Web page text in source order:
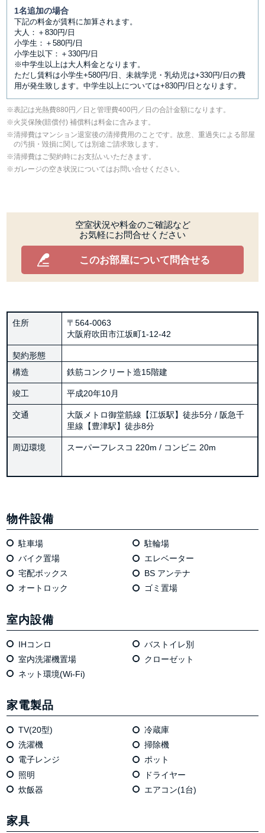
1名追加の場合
下記の料金が賃料に加算されます。
大人：＋830円/日
小学生：＋580円/日
小学生以下：＋330円/日
※中学生以上は大人料金となります。
ただし賃料は小学生+580円/日、未就学児・乳幼児は+330円/日の費
用が発生致します。中学生以上については+830円/日となります。
表記は光熱費880円／日と管理費400円／日の合計金額になります。
⽕災保険(賠償付) 補償料は料⾦に含みます。
清掃費はマンション退室後の清掃費用のことです。故意、重過失による部屋
の汚損・毀損に関しては別途ご請求致します。
清掃費はご契約時にお支払いいただきます。
ガレージの空き状況についてはお問い合せください。
空室状況や料金のご確認など
お気軽にお問合せください
このお部屋について問合せる
住所
〒564-0063
大阪府吹田市江坂町1‐12‐42
契約形態
構造
鉄筋コンクリート造15階建
竣工 平成20年10月
交通
大阪メトロ御堂筋線【江坂駅】徒歩5分 / 阪急千
里線【豊津駅】徒歩8分
周辺環境 スーパーフレスコ 220m / コンビニ 20m
物件設備
駐車場
駐輪場
バイク置場
エレベーター
宅配ボックス
BS アンテナ
オートロック
ゴミ置場
室内設備
IHコンロ
バストイレ別
室内洗濯機置場
クローゼット
ネット環境(Wi-Fi)
家電製品
TV(20型)
冷蔵庫
洗濯機
掃除機
電⼦レンジ
ポット
照明
ドライヤー
炊飯器
エアコン(1台)
家具